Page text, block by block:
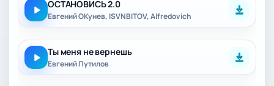
ОСТАНОВИСЬ 2.0
Евгений ОКунев, ISVNBITOV, Alfredovich
Ты меня не вернешь
Евгений Путилов